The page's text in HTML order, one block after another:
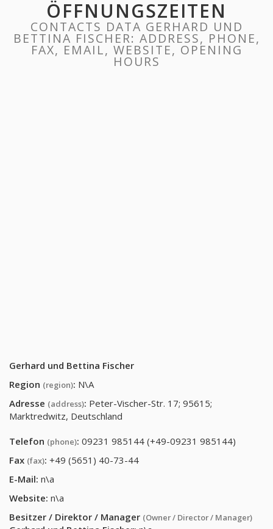
ÖFFNUNGSZEITEN
CONTACTS DATA GERHARD UND
BETTINA FISCHER: ADDRESS, PHONE,
FAX, EMAIL, WEBSITE, OPENING
HOURS
Gerhard und Bettina Fischer
Region (region): N\A
Adresse (address): Peter-Vischer-Str. 17; 95615;
Marktredwitz, Deutschland
Telefon (phone): 09231 985144 (+49-09231 985144)
Fax (fax): +49 (5651) 40-73-44
E-Mail: n\a
Website: n\a
Besitzer / Direktor / Manager (Owner / Director / Manager)